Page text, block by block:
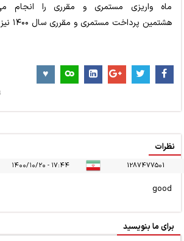
ماه واریزی مستمری و مقرری را انجام
هشتمین پرداخت مستمری و مقرری سال ۱۴۰۰ نیز امروز انجام شد.
نظرات
1287477501 ۱۷:۴۴ - ۱۴۰۰/۱۰/۲۰
good
برای ما بنویسید